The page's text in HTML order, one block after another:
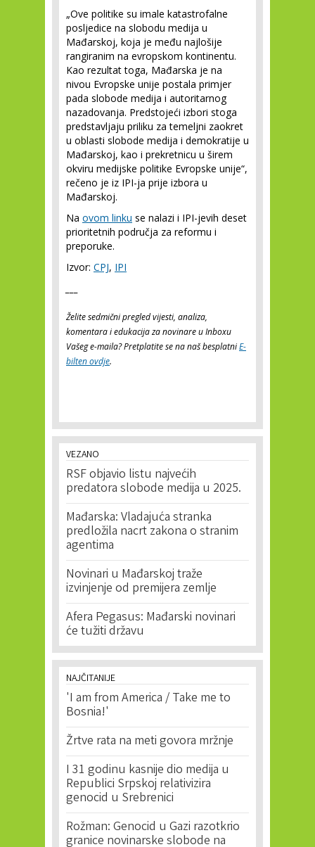
„Ove politike su imale katastrofalne
posljedice na slobodu medija u
Mađarskoj, koja je među najlošije
rangiranim na evropskom kontinentu.
Kao rezultat toga, Mađarska je na
nivou Evropske unije postala primjer
pada slobode medija i autoritarnog
nazadovanja. Predstojeći izbori stoga
predstavljaju priliku za temeljni zaokret
u oblasti slobode medija i demokratije u
Mađarskoj, kao i prekretnicu u širem
okviru medijske politike Evropske unije“,
rečeno je iz IPI-ja prije izbora u
Mađarskoj.
Na ovom linku se nalazi i IPI-jevih deset
prioritetnih područja za reformu i
preporuke.
Izvor: CPJ, IPI
Želite sedmični pregled vijesti, analiza,
komentara i edukacija za novinare u Inboxu
Vašeg e-maila? Pretplatite se na naš besplatniE-
bilten ovdje.
VEZANO
RSF objavio listu najvećih
predatora slobode medija u 2025.
Mađarska: Vladajuća stranka
predložila nacrt zakona o stranim
agentima
Novinari u Mađarskoj traže
izvinjenje od premijera zemlje
Afera Pegasus: Mađarski novinari
će tužiti državu
NAJČITANIJE
'I am from America / Take me to
Bosnia!'
Žrtve rata na meti govora mržnje
I 31 godinu kasnije dio medija u
Republici Srpskoj relativizira
genocid u Srebrenici
Rožman: Genocid u Gazi razotkrio
granice novinarske slobode na